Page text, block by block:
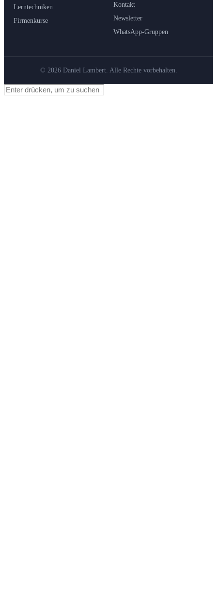
Lerntechniken
Firmenkurse
Kontakt
Newsletter
WhatsApp-Gruppen
© 2026 Daniel Lambert. Alle Rechte vorbehalten.